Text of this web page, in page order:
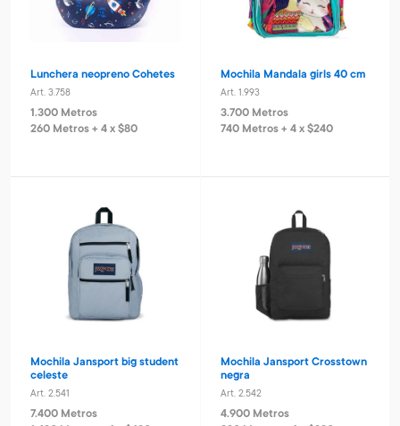
Lunchera neopreno Cohetes
Art. 3.758
1.300 Metros
260 Metros + 4 x $80
Mochila Mandala girls 40 cm
Art. 1.993
3.700 Metros
740 Metros + 4 x $240
Mochila Jansport big student
celeste
Art. 2.541
7.400 Metros
Mochila Jansport Crosstown
negra
Art. 2.542
4.900 Metros